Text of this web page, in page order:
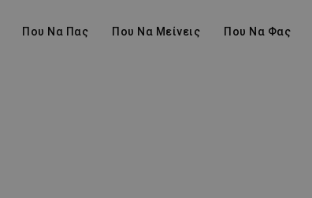
Που Να Πας Που Να Μείνεις Που Να Φας